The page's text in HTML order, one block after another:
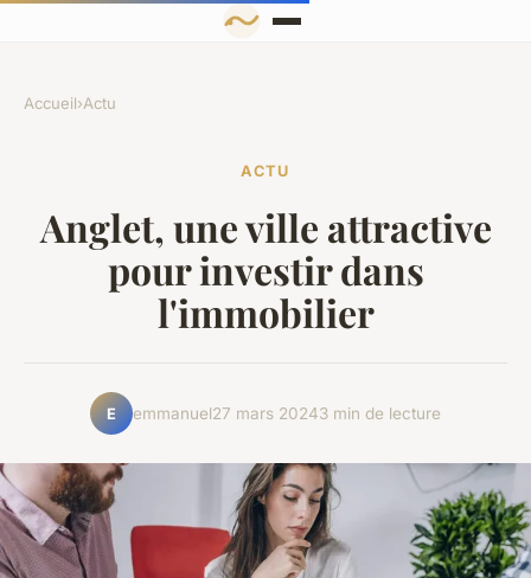
Accueil›Actu
ACTU
Anglet, une ville attractive
pour investir dans
l'immobilier
E emmanuel27 mars 20243 min de lecture